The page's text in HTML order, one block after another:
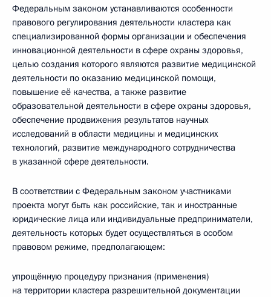
Федеральным законом устанавливаются особенности
правового регулирования деятельности кластера как
специализированной формы организации и обеспечения
инновационной деятельности в сфере охраны здоровья,
целью создания которого являются развитие медицинской
деятельности по оказанию медицинской помощи,
повышение её качества, а также развитие
образовательной деятельности в сфере охраны здоровья,
обеспечение продвижения результатов научных
исследований в области медицины и медицинских
технологий, развитие международного сотрудничества
в указанной сфере деятельности.
В соответствии с Федеральным законом участниками
проекта могут быть как российские, так и иностранные
юридические лица или индивидуальные предприниматели,
деятельность которых будет осуществляться в особом
правовом режиме, предполагающем:
упрощённую процедуру признания (применения)
на территории кластера разрешительной документации